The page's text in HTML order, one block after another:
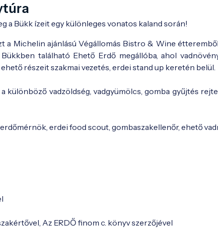
a Bükk ízeit egy különleges vonatos kaland során!
a Michelin ajánlású Végállomás Bistro & Wine
található Ehető Erdő megállóba, ahol
részeit szakmai vezetés, erdei stand up keretén belül.
vadzöldség, vadgyümölcs, gomba gyűjtés
erdei food scout, gombaszakellenőr, ehető
Az ERDŐ finom c. könyv szerzőjével